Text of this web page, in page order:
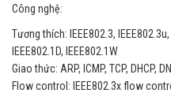
Công nghệ:
Tương thích: IEEE802.3,
IEEE802.1D, IEEE802.1W
Giao thức: ARP, ICMP, TCP, DHCP,
Flow control: IEEE802.3x flow